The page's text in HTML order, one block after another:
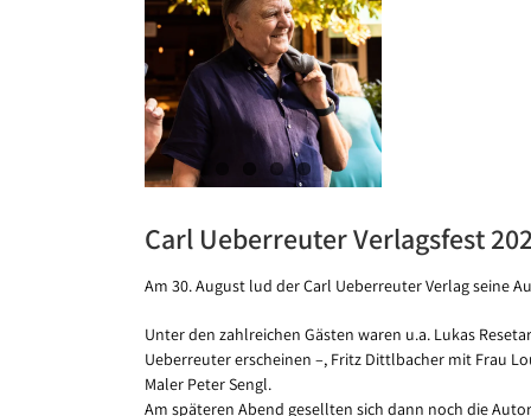
Carl Ueberreuter Verlagsfest
Am 30. August lud der Carl Ueberreuter Verlag seine
Unter den zahlreichen Gästen waren u.a. Lukas
Ueberreuter erscheinen –, Fritz Dittlbacher mit Frau
Maler Peter Sengl.
Am späteren Abend gesellten sich dann noch die